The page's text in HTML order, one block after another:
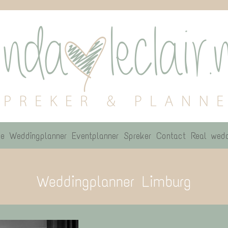
Weddingplanner Eventplanner Spreker Contact Real
Weddingplanner Limburg